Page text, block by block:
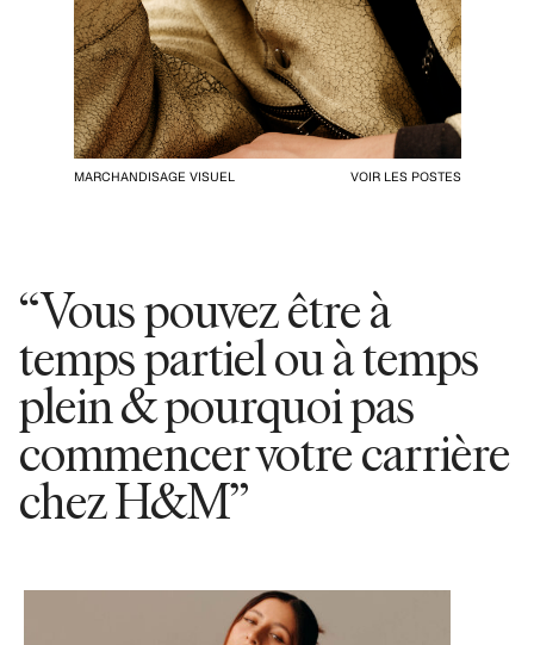
MARCHANDISAGE VISUEL VOIR LES POSTES
“Vous pouvez être à
temps partiel ou à temps
plein & pourquoi pas
commencer votre carrière
chez H&M”